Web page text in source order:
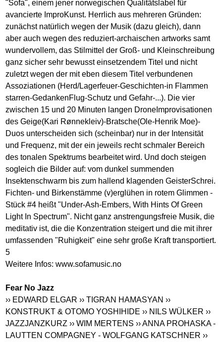
"Sofa", einem jener norwegischen Qualitätslabel für
avancierte ImproKunst. Herrlich aus mehreren Gründen:
zunächst natürlich wegen der Musik (dazu gleich), dann
aber auch wegen des reduziert-archaischen artworks samt
wundervollem, das Stilmittel der Groß- und Kleinschreibung
ganz sicher sehr bewusst einsetzendem Titel und nicht
zuletzt wegen der mit eben diesem Titel verbundenen
Assoziationen (Herd/Lagerfeuer-Geschichten-in Flammen
starren-GedankenFlug-Schutz und Gefahr-...). Die vier
zwischen 15 und 20 Minuten langen DroneImprovisationen
des Geige(Kari Rønnekleiv)-Bratsche(Ole-Henrik Moe)-
Duos unterscheiden sich (scheinbar) nur in der Intensität
und Frequenz, mit der ein jeweils recht schmaler Bereich
des tonalen Spektrums bearbeitet wird. Und doch steigen
sogleich die Bilder auf: vom dunkel summenden
Insektenschwarm bis zum hallend klagenden GeisterSchrei.
Fichten- und Birkenstämme (v)erglühen in rotem Glimmen -
Stück #4 heißt "Under-Ash-Embers, With Hints Of Green
Light In Spectrum". Nicht ganz anstrengungsfreie Musik, die
meditativ ist, die die Konzentration steigert und die mit ihrer
umfassenden "Ruhigkeit" eine sehr große Kraft transportiert.
5
Weitere Infos:www.sofamusic.no
Fear No Jazz
›› EDWARD ELGAR ›› TIGRAN HAMASYAN ››
KONSTRUKT & OTOMO YOSHIHIDE ›› NILS WÜLKER ››
JAZZJANZKURZ ›› WIM MERTENS ›› ANNA PROHASKA -
LAUTTEN COMPAGNEY - WOLFGANG KATSCHNER ››